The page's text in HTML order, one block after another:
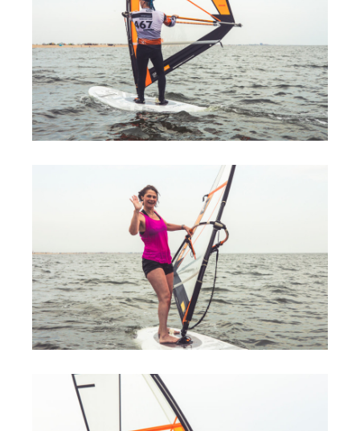
Вингфойлинг
Виндсерфинг
Кайтсерфинг
Новости
Медиа
Видео
Цены
Обучение виндсерфингу
Обучение вингфойлингу
Обучение кайтсерфингу
Прокат виндсерфинга
Прокат вингфойлинга